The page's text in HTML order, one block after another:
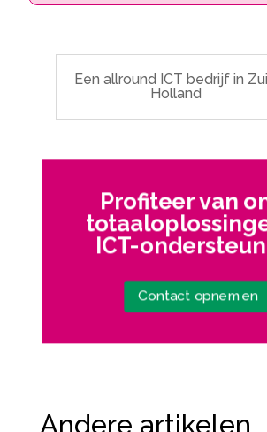
Een allround ICT bedrijf in
Holland
Profiteer van
ICT-
Contact opnemen
Andere artikelen